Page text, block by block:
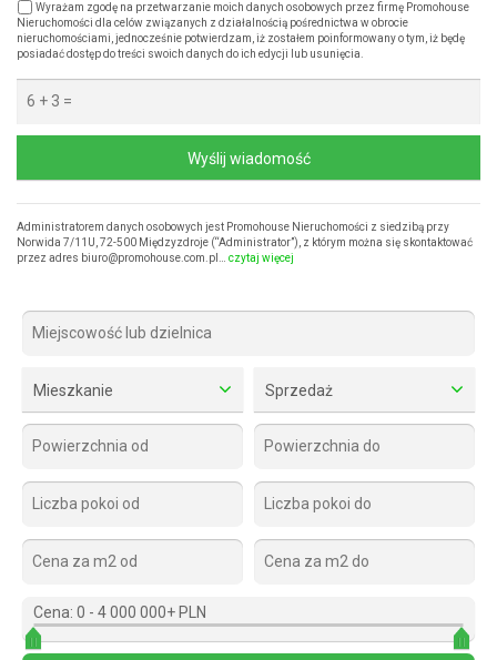
Wyrażam zgodę na przetwarzanie moich danych osobowych przez firmę Promohouse
Nieruchomości dla celów związanych z działalnością pośrednictwa w obrocie
nieruchomościami, jednocześnie potwierdzam, iż zostałem poinformowany o tym, iż będę
posiadać dostęp do treści swoich danych do ich edycji lub usunięcia.
Wyślij wiadomość
Administratorem danych osobowych jest Promohouse Nieruchomości z siedzibą przy
Norwida 7/11U, 72-500 Międzyzdroje (“Administrator”), z którym można się skontaktować
przez adres biuro@promohouse.com.pl… czytaj więcej
Mieszkanie Sprzedaż
Cena: 0 - 4 000 000+ PLN